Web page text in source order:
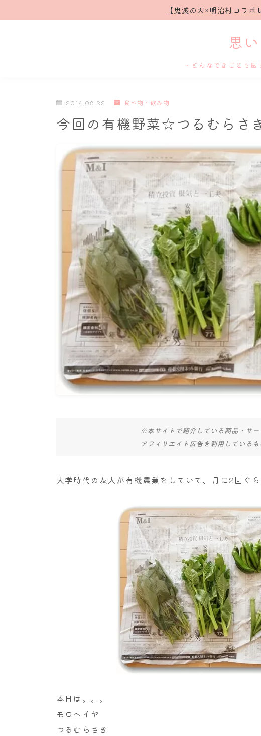
【鬼滅の刃×明治村コラ
思
～どんなできごとも
2014.08.22 食べ物・飲み物
今回の有機野菜☆つるむらさ
※本サイトで紹介している商品・サー
アフィリエイト広告を利用している
大学時代の友人が有機農業をしていて、月に2回ぐ
本日は。。。
モロヘイヤ
つるむらさき